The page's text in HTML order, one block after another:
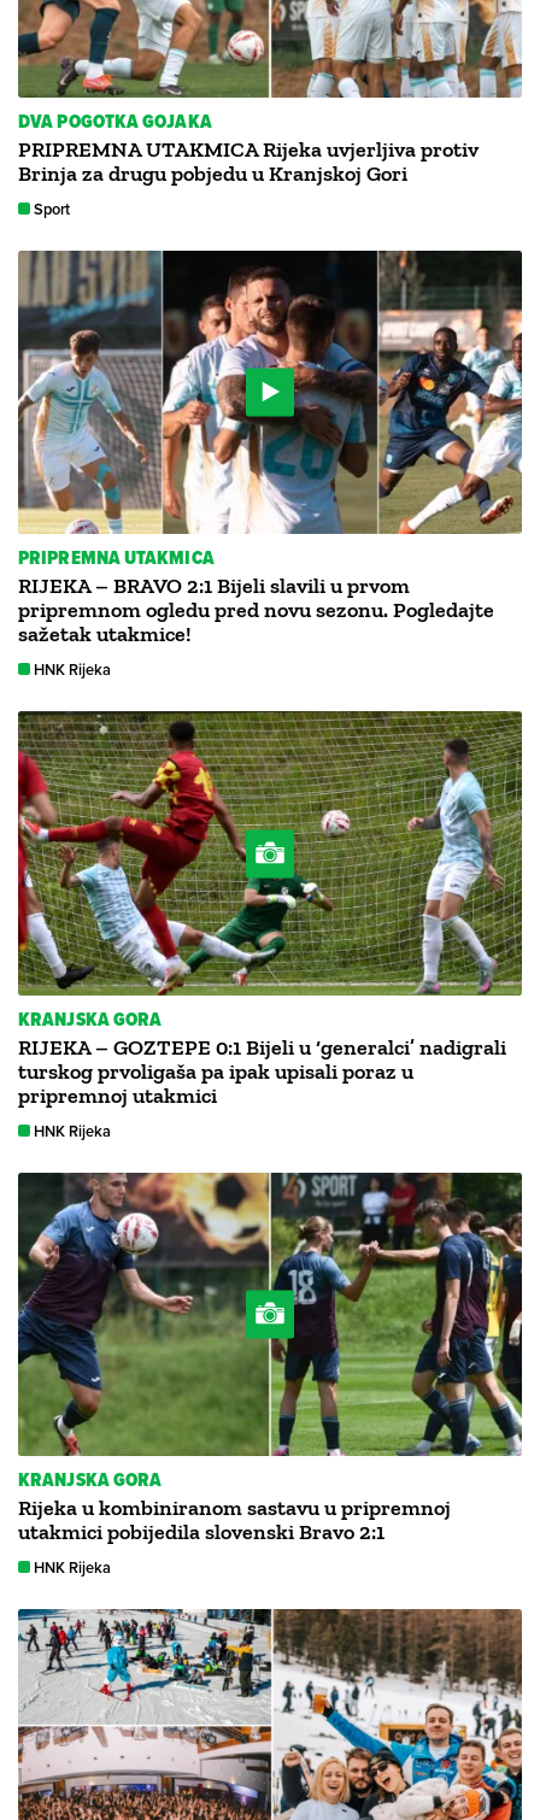
DVA POGOTKA GOJAKA
PRIPREMNA UTAKMICA Rijeka uvjerljiva protiv
Brinja za drugu pobjedu u Kranjskoj Gori
Sport
PRIPREMNA UTAKMICA
RIJEKA – BRAVO 2:1 Bijeli slavili u prvom
pripremnom ogledu pred novu sezonu. Pogledajte
sažetak utakmice!
HNK Rijeka
KRANJSKA GORA
RIJEKA – GOZTEPE 0:1 Bijeli u ‘generalci’ nadigrali
turskog prvoligaša pa ipak upisali poraz u
pripremnoj utakmici
HNK Rijeka
KRANJSKA GORA
Rijeka u kombiniranom sastavu u pripremnoj
utakmici pobijedila slovenski Bravo 2:1
HNK Rijeka